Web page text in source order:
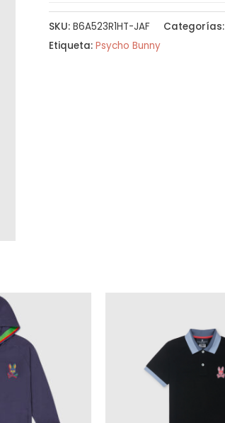
SKU: B6A523R1HT-JAF Categorías:
Etiqueta: Psycho Bunny